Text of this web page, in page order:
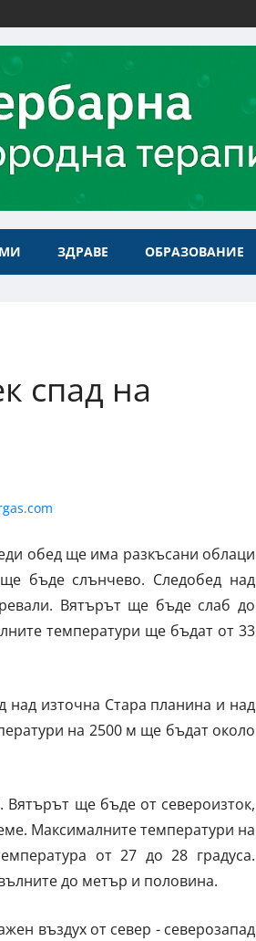
ЗДРАВЕ ОБРАЗОВАНИЕ
спад на
обед ще има разкъсани облаци
бъде слънчево. Следобед над
Вятърът ще бъде слаб до
температури ще бъдат от 33
над източна Стара планина и над
на 2500 м ще бъдат около
ще бъде от североизток,
Максималните температури на
от 27 до 28 градуса.
до метър и половина.
въздух от север - северозапад